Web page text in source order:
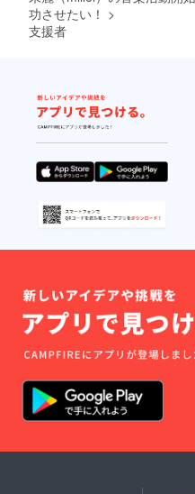
功させたい！ >
支援者